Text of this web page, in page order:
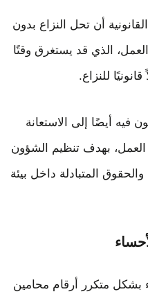
أن تحل النزاع بدون
الذي قد يستغرق وقتًا
للنزاع.
فيه أيضًا إلى الاستعانة
العمل، بهدف تنظيم الشؤون
المتبادلة داخل بيئة
متكرر أرقام محامين